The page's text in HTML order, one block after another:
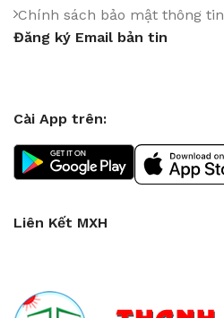
Chính sách bảo mật thông tin
Đăng ký Email bản tin
Cài App trên:
Liên Kết MXH